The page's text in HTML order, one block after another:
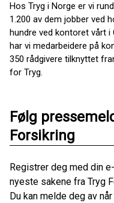
Hos Tryg i Norge er vi
1.200 av dem jobber ved
hundre ved kontoret vårt i
har vi medarbeidere på
350 rådgivere tilknyttet
for Tryg.
Følg
Forsikring
Registrer deg med din
nyeste sakene fra Tryg
Du kan melde deg av